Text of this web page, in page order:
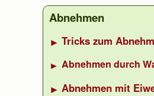
Abnehmen
Tricks zum
Abnehmen durch
Abnehmen mit